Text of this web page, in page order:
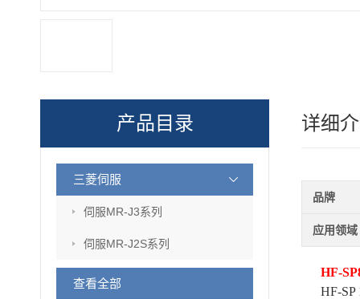
产品目录
三菱伺服
伺服MR-J3系列
伺服MR-J2S系列
查看全部
详细
品牌
应用领域
HF-
HF-SP